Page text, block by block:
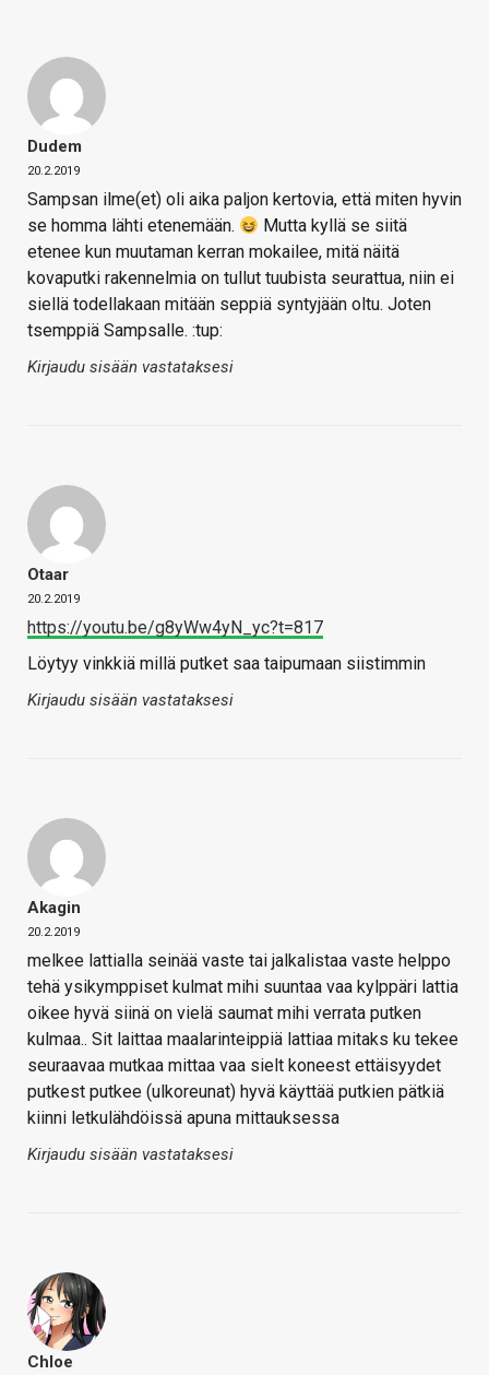
Dudem
20.2.2019
Sampsan ilme(et) oli aika paljon kertovia, että miten hyvin
se homma lähti etenemään.
Mutta kyllä se siitä
etenee kun muutaman kerran mokailee, mitä näitä
kovaputki rakennelmia on tullut tuubista seurattua, niin ei
siellä todellakaan mitään seppiä syntyjään oltu. Joten
tsemppiä Sampsalle. :tup:
Kirjaudu sisään vastataksesi
Otaar
20.2.2019
https://youtu.be/g8yWw4yN_yc?t=817
Löytyy vinkkiä millä putket saa taipumaan siistimmin
Kirjaudu sisään vastataksesi
Akagin
20.2.2019
melkee lattialla seinää vaste tai jalkalistaa vaste helppo
tehä ysikymppiset kulmat mihi suuntaa vaa kylppäri lattia
oikee hyvä siinä on vielä saumat mihi verrata putken
kulmaa.. Sit laittaa maalarinteippiä lattiaa mitaks ku tekee
seuraavaa mutkaa mittaa vaa sielt koneest ettäisyydet
putkest putkee (ulkoreunat) hyvä käyttää putkien pätkiä
kiinni letkulähdöissä apuna mittauksessa
Kirjaudu sisään vastataksesi
Chloe